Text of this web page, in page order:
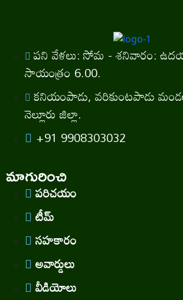
పని వేళలు: సోమ - శనివారం:
సాయంత్రం 6.00.
కనియంపాడు, వరికుంటపాడు
నెల్లూరు జిల్లా.
+91 9908303032
మాగురించి
పరిచయం
టీమ్
సహకారం
అవార్డులు
వీడియోలు